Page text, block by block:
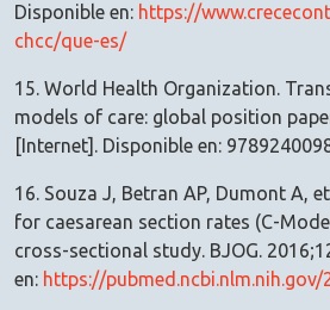
Disponible en: https://
chcc/que-es/
15. World Health Organization.
models of care: global position
[Internet]. Disponible en:
16. Souza J, Betran AP, Dumont A,
for caesarean section rates (C-
cross-sectional study. BJOG.
en: https://pubmed.ncbi.nlm.nih.gov/